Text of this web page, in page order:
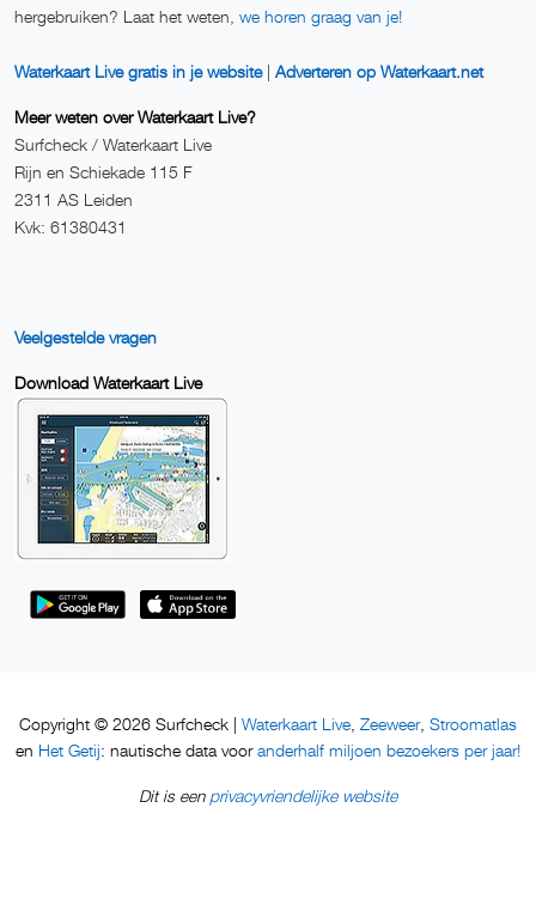
hergebruiken? Laat het weten, we horen graag van je!
Waterkaart Live gratis in je website| Adverteren op Waterkaart.net
Meer weten over Waterkaart Live?
Surfcheck / Waterkaart Live
Rijn en Schiekade 115 F
2311 AS Leiden
Kvk: 61380431
Veelgestelde vragen
Download Waterkaart Live
Copyright © 2026 Surfcheck | Waterkaart Live Zeeweer, Stroomatlas
en Het Getij: nautische data vooranderhalf miljoen bezoekers per jaar!
Dit is een privacyvriendelijke website